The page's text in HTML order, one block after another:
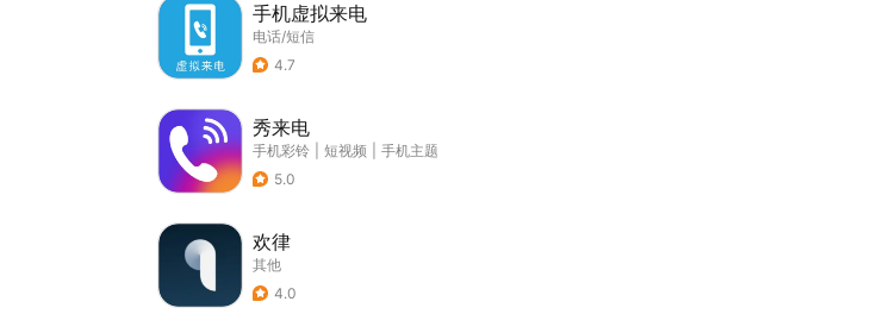
手机虚拟来电
电话/短信
4.7
秀来电
手机彩铃 短视频
手机主题
5.0
欢律
其他
4.0